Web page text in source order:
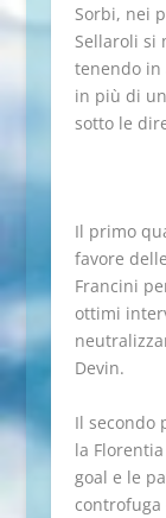
Sorbi, nei
Sellaroli si
tenendo in
in più di
sotto le
Il primo
favore
Francini
ottimi
Devin.
Il secondo
la
goal e le